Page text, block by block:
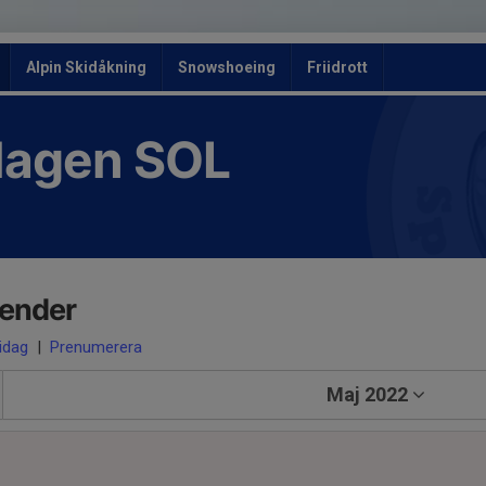
Alpin Skidåkning Snowshoeing Friidrott
SOL
| Prenumerera
Maj 2022